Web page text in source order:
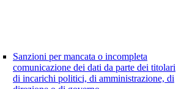
Sanzioni per mancata o incompleta
comunicazione dei dati da parte dei titolari
di incarichi politici, di amministrazione, di